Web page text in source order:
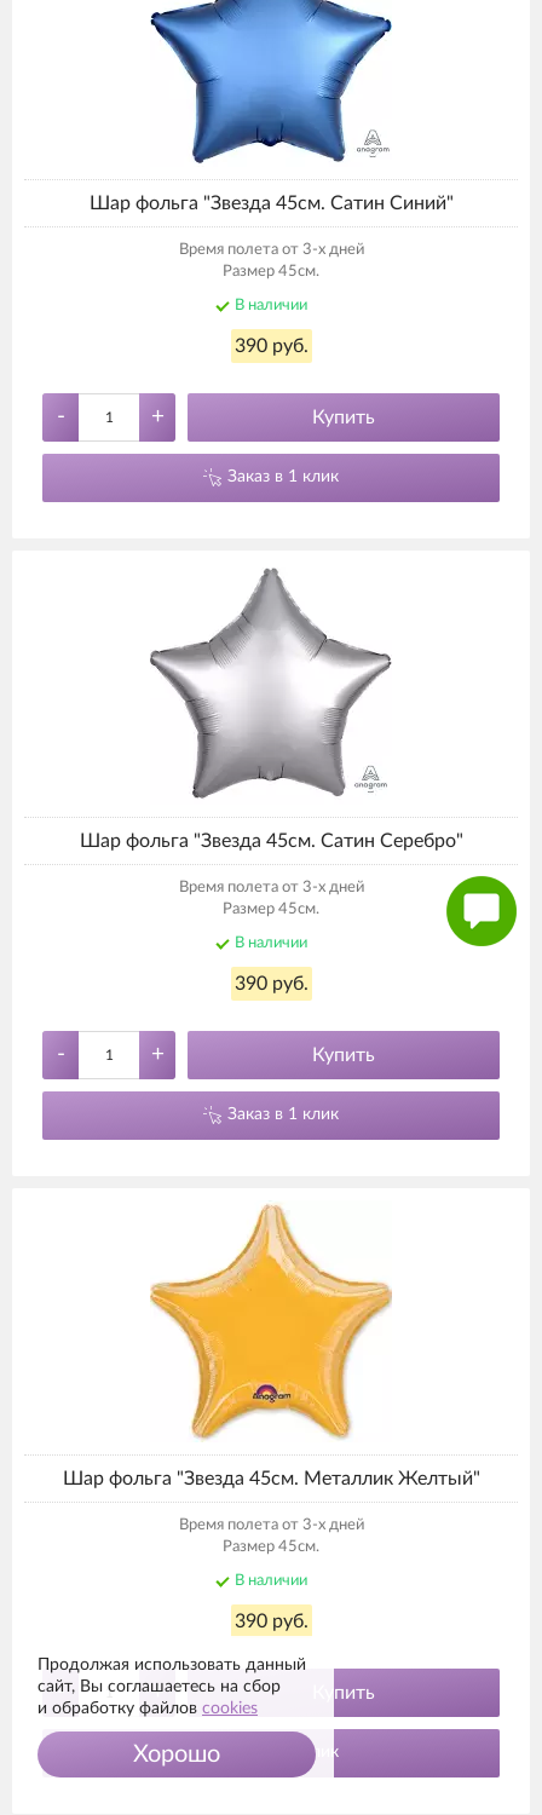
Шар фольга "Звезда 45см. Сатин Синий"
Время полета от 3-х дней
Размер 45см.
В наличии
390 руб.
- + Купить
Заказ в 1 клик
Шар фольга "Звезда 45см. Сатин Серебро"
Время полета от 3-х дней
Размер 45см.
В наличии
390 руб.
- + Купить
Заказ в 1 клик
Шар фольга "Звезда 45см. Металлик Желтый"
Время полета от 3-х дней
Размер 45см.
В наличии
390 руб.
- + Купить
Заказ в 1 клик
Продолжая использовать данный
сайт, Вы соглашаетесь на сбор
и обработку файлов cookies
Хорошо